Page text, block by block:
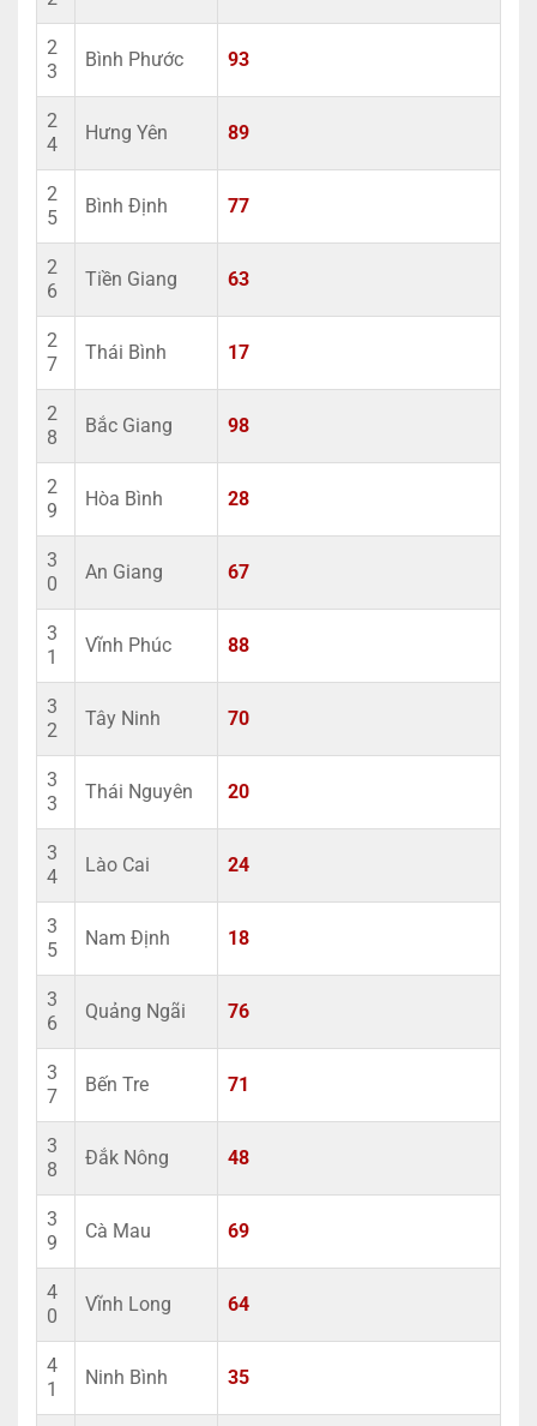
2
3
Bình Phước 93
2
4
Hưng Yên 89
2
5
Bình Định 77
2
6
Tiền Giang 63
2
7
Thái Bình 17
2
8
Bắc Giang 98
2
9
Hòa Bình 28
3
0
An Giang 67
3
1
Vĩnh Phúc 88
3
2
Tây Ninh 70
3
3
Thái Nguyên 20
3
4
Lào Cai 24
3
5
Nam Định 18
3
6
Quảng Ngãi 76
3
7
Bến Tre 71
3
8
Đắk Nông 48
3
9
Cà Mau 69
4
0
Vĩnh Long 64
4
1
Ninh Bình 35